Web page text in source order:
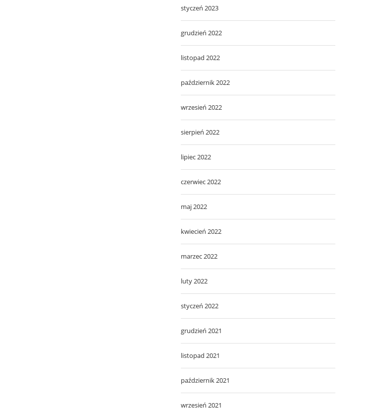
styczeń 2023
grudzień 2022
listopad 2022
październik 2022
wrzesień 2022
sierpień 2022
lipiec 2022
czerwiec 2022
maj 2022
kwiecień 2022
marzec 2022
luty 2022
styczeń 2022
grudzień 2021
listopad 2021
październik 2021
wrzesień 2021